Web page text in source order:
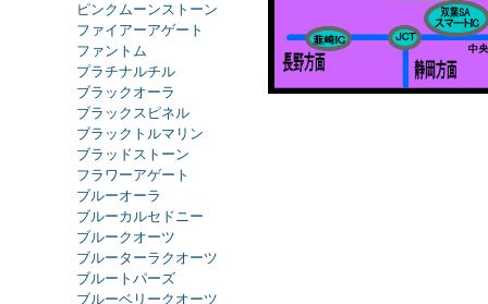
ピンクムーンストーン
ファイアーアゲート
ファントム
プラチナルチル
ブラックオーラ
ブラックスピネル
ブラックトルマリン
ブラッドストーン
フラワーアゲート
ブルーオーラ
ブルーカルセドニー
ブルークオーツ
ブルーターラクオーツ
ブルートパーズ
ブルーベリークオーツ